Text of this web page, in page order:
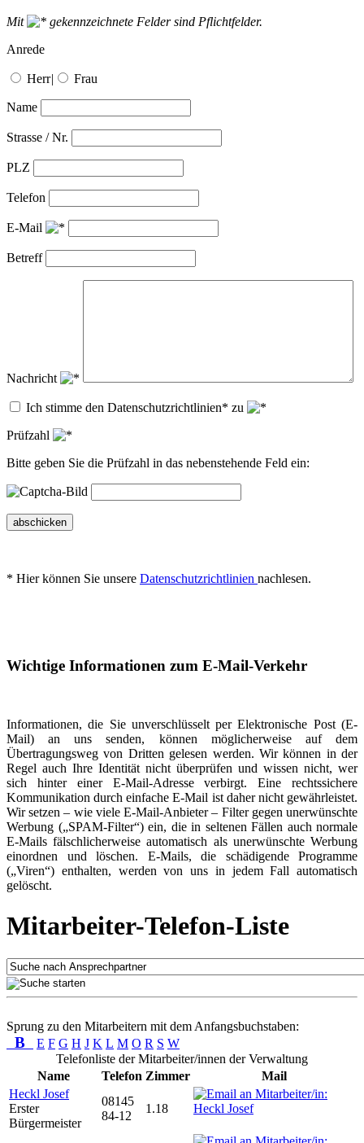
Mit
gekennzeichnete Felder sind Pflichtfelder.
Anrede
Herr| Frau
Name
Strasse / Nr.
PLZ
Telefon
E-Mail
Betreff
Nachricht
Ich stimme den Datenschutzrichtlinien* zu
Prüfzahl
Bitte geben Sie die Prüfzahl in das nebenstehende Feld ein:
abschicken
* Hier können Sie unsere Datenschutzrichtlinien nachlesen.
Wichtige Informationen zum E-Mail-Verkehr
Informationen, die Sie unverschlüsselt per Elektronische Post (E-
Mail) an uns senden, können möglicherweise auf dem
Übertragungsweg von Dritten gelesen werden. Wir können in der
Regel auch Ihre Identität nicht überprüfen und wissen nicht, wer
sich hinter einer E-Mail-Adresse verbirgt. Eine rechtssichere
Kommunikation durch einfache E-Mail ist daher nicht gewährleistet.
Wir setzen – wie viele E-Mail-Anbieter – Filter gegen unerwünschte
Werbung („SPAM-Filter“) ein, die in seltenen Fällen auch normale
E-Mails fälschlicherweise automatisch als unerwünschte Werbung
einordnen und löschen. E-Mails, die schädigende Programme
(„Viren“) enthalten, werden von uns in jedem Fall automatisch
gelöscht.
Mitarbeiter-Telefon-Liste
Sprung zu den Mitarbeitern mit dem Anfangsbuchstaben:
B E F G H J K L M O R S W
Telefonliste der Mitarbeiter/innen der Verwaltung
Name
Telefon Zimmer
Mail
Heckl Josef
Erster
Bürgermeister
08145
84-12
1.18